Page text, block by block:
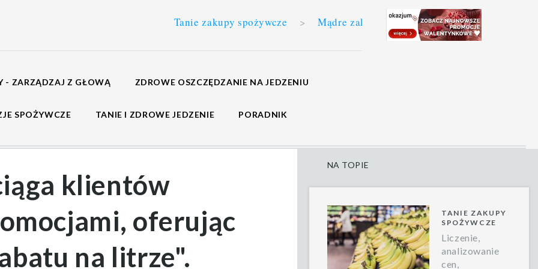
Tanie zakupy spożywcze >Mądre zakupy- czyli jak oszczędzić na wydatkach na
- ZARZĄDZAJ Z GŁOWĄ ZDROWE OSZCZĘDZANIE NA JEDZENIU
SPOŻYWCZE TANIE I ZDROWE JEDZENIE PORADNIK
klientów
oferując
na litrze".
NA TOPIE
TANIE ZAKUPY
SPOŻYWCZE
Liczenie,
analizowanie
cen,